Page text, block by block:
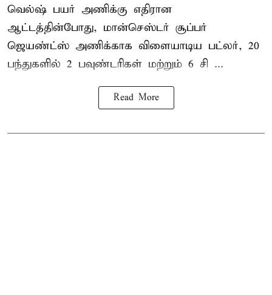
வெல்ஷ் பயர் அணிக்கு எதிரான
ஆட்டத்தின்போது, மான்செஸ்டர் சூப்பர்
ஜெயண்ட்ஸ் அணிக்காக விளையாடிய பட்லர், 20
பந்துகளில் 2 பவுண்டரிகள் மற்றும் 6 சி ...
Read More